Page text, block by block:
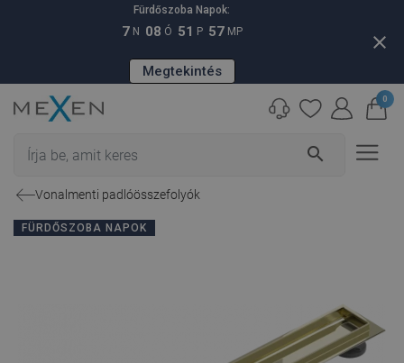
Fürdőszoba Napok:
7 N 08 Ó 51 P 56 MP
Megtekintés
close
search
0
Vonalmenti padlóösszefolyók
FÜRDŐSZOBA NAPOK